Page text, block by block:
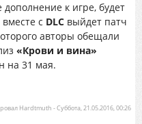
дополнение к игре, будет
с DLCвыйдет патч
авторы обещали
«Крови и вина»
на 31 мая.
Hardtmuth -Суббота, 21.05.2016, 00:26